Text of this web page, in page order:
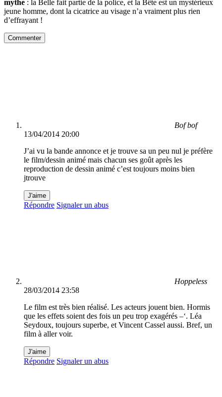
mythe : la Belle fait partie de la police, et la Bête est un mystérieux
jeune homme, dont la cicatrice au visage n’a vraiment plus rien
d’effrayant !
Commenter
Bof bof
13/04/2014 20:00
J’ai vu la bande annonce et je trouve sa un peu nul je préfère
le film/dessin animé mais chacun ses goût après les
reproduction de dessin animé c’est toujours moins bien
jtrouve
J'aime
Répondre Signaler un abus
Hoppeless
28/03/2014 23:58
Le film est très bien réalisé. Les acteurs jouent bien. Hormis
que les effets soient des fois un peu trop exagérés –‘. Léa
Seydoux, toujours superbe, et Vincent Cassel aussi. Bref, un
film à aller voir.
J'aime
Répondre Signaler un abus